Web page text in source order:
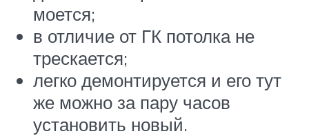
моется;
в отличие от ГК потолка не
трескается;
легко демонтируется и его тут
же можно за пару часов
установить новый.